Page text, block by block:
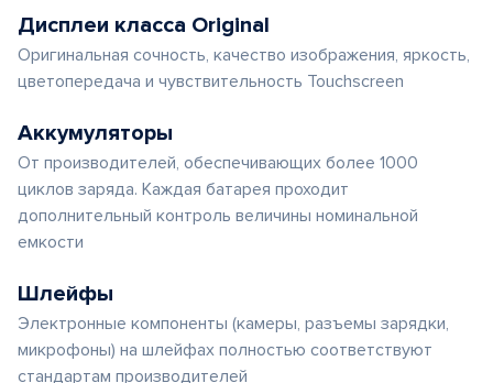
Дисплеи класса Original
Оригинальная сочность, качество изображения, яркость,
цветопередача и чувствительность Touchscreen
Аккумуляторы
От производителей, обеспечивающих более 1000
циклов заряда. Каждая батарея проходит
дополнительный контроль величины номинальной
емкости
Шлейфы
Электронные компоненты (камеры, разъемы зарядки,
микрофоны) на шлейфах полностью соответствуют
стандартам производителей